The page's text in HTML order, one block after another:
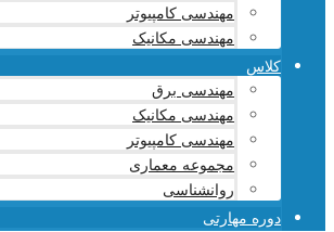
مهندسی کامپیوتر
مهندسی مکانیک
کلاس
مهندسی برق
مهندسی مکانیک
مهندسی کامپیوتر
مجموعه معماری
روانشناسی
دوره مهارتی